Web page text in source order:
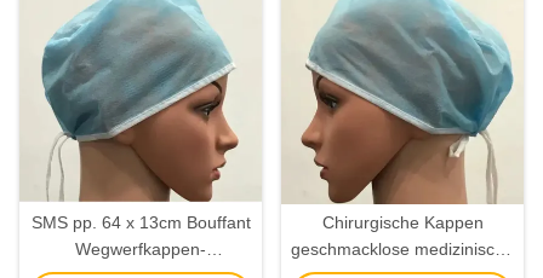
SMS pp. 64 x 13cm Bouffant
Wegwerfkappen-
Chirurgische Kappen
geschmacklose medizinische